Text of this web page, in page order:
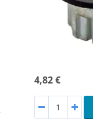
4,82 €